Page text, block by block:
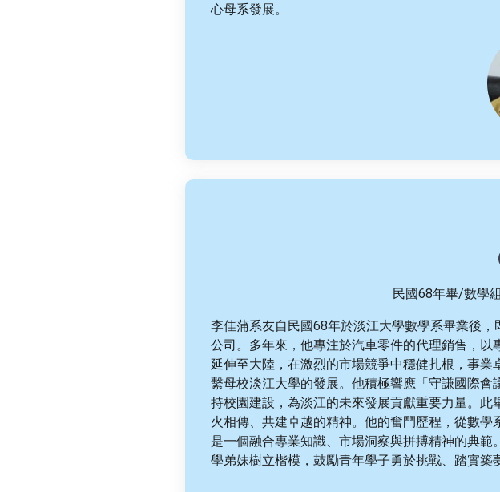
心母系發展。
民國68年畢/數學
李佳蒲系友自民國68年於淡江大學數學系畢業後
公司。多年來，他專注於汽車零件的代理銷售，
延伸至大陸，在激烈的市場競爭中穩健扎根，事
繫母校淡江大學的發展。他積極響應「守謙國際
持校園建設，為淡江的未來發展貢獻重要力量。
火相傳、共建卓越的精神。他的奮鬥歷程，從數
是一個融合專業知識、市場洞察與拼搏精神的典
學弟妹樹立楷模，鼓勵青年學子勇於挑戰、踏實築